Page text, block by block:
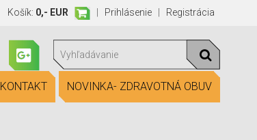
Košík: 0,- EUR Prihlásenie Registrácia
KONTAKT NOVINKA- ZDRAVOTNÁ OBUV